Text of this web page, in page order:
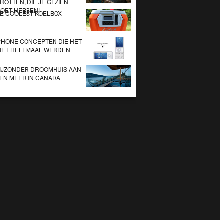
DIE JE GEZIEN
HEBBEN!
COOLEST KOELBOX
CONCEPTEN DIE HET
HELEMAAL WERDEN
DROOMHUIS AAN
MEER IN CANADA